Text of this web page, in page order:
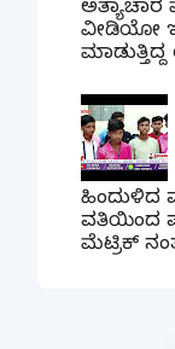
ವೀಡಿಯೋ
ಹಿಂದುಳಿದ
ವತಿಯಿಂದ
ಮೆಟ್ರಿಕ್